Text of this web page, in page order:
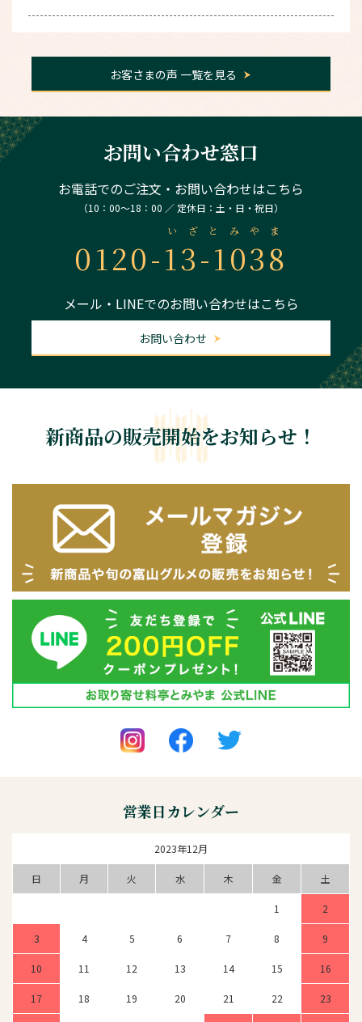
お客さまの声 一覧を見る
お問い合わせ窓口
お電話でのご注文・お問い合わせはこちら
（10：00～18：00 ／ 定休日：土・日・祝日）
0120-13-1038
いざとみやま
メール・LINEでのお問い合わせはこちら
お問い合わせ
新商品の販売開始をお知らせ！
営業日カレンダー
2023年12月
日 月 火 水 木 金 土
1 2
3 4 5 6 7 8 9
10 11 12 13 14 15 16
17 18 19 20 21 22 23